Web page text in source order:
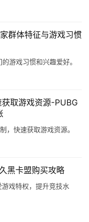
群体特征与游戏习惯
游戏习惯和兴趣爱好。
取游戏资源-PUBG
，快速获取游戏资源。
黑卡盟购买攻略
戏特权，提升竞技水